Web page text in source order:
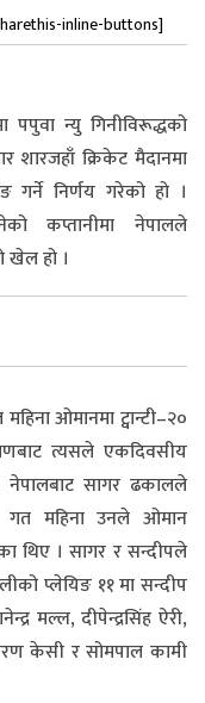
inline-buttons]
न्यु गिनीविरूद्धको
शारजहाँ क्रिकेट मैदानमा
गर्ने निर्णय गरेको हो ।
कप्तानीमा नेपालले
खेल हो ।
ओमानमा ट्वान्टी–२०
त्यसले एकदिवसीय
। नेपालबाट सागर ढकालले
। गत महिना उनले ओमान
थिए । सागर र सन्दीपले
प्लेयिङ ११ मा सन्दीप
मल्ल, दीपेन्द्रसिंह ऐरी,
केसी र सोमपाल कामी